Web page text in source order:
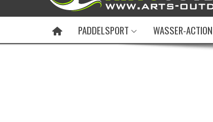
PADDELSPORT WASSER-ACTION